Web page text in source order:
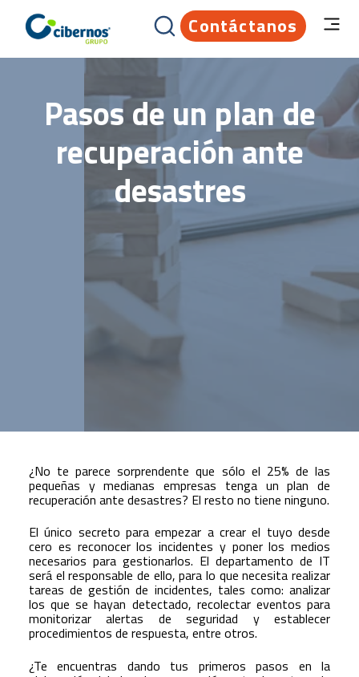
Contáctanos
Pasos de un plan de
recuperación ante
desastres
¿No te parece sorprendente que sólo el 25% de las
pequeñas y medianas empresas tenga un plan de
recuperación ante desastres? El resto no tiene ninguno.
El único secreto para empezar a crear el tuyo desde
cero es reconocer los incidentes y poner los medios
necesarios para gestionarlos. El departamento de IT
será el responsable de ello, para lo que necesita realizar
tareas de gestión de incidentes, tales como: analizar
los que se hayan detectado, recolectar eventos para
monitorizar alertas de seguridad y establecer
procedimientos de respuesta, entre otros.
¿Te encuentras dando tus primeros pasos en la